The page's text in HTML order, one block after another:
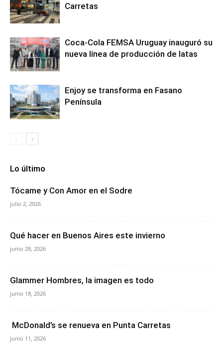
Carretas
Coca-Cola FEMSA Uruguay inauguró su
nueva línea de producción de latas
Enjoy se transforma en Fasano
Península
Lo último
Tócame y Con Amor en el Sodre
julio 2, 2026
Qué hacer en Buenos Aires este invierno
junio 28, 2026
Glammer Hombres, la imagen es todo
junio 18, 2026
McDonald’s se renueva en Punta Carretas
junio 11, 2026